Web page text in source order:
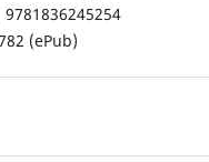
(ePub)